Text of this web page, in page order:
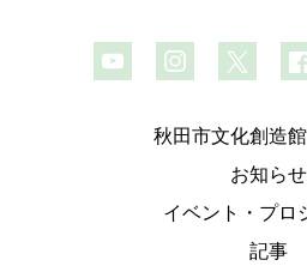
秋田市文化創造
お知らせ
イベント・プロ
記事